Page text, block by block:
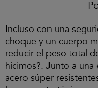
Incluso con una
choque y un cuerpo
reducir el peso total
hicimos?. Junto a
acero súper
a
r
a
c
e